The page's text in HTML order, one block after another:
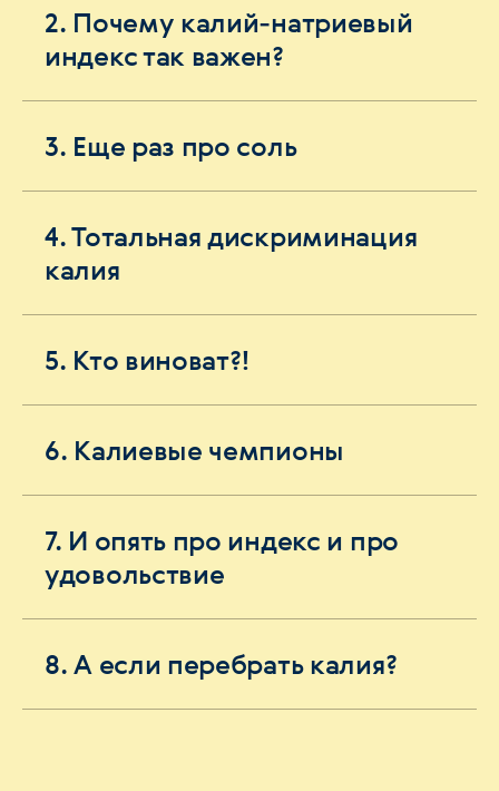
2. Почему калий-натриевый
индекс так важен?
3. Еще раз про соль
4. Тотальная дискриминация
калия
5. Кто виноват?!
6. Калиевые чемпионы
7. И опять про индекс и про
удовольствие
8. А если перебрать калия?